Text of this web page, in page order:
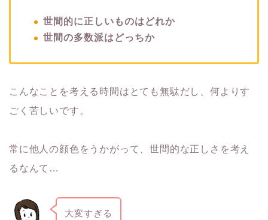
世間的に正しいものはどれか
世間の多数派はどっちか
こんなことを考える時間はとても無駄だし、何よりす
ごく苦しいです。
常に他人の顔色をうかがって、世間的な正しさを考え
るなんて…
大変すぎる